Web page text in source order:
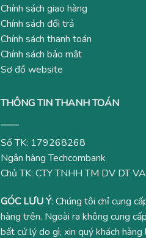
Chính sách giao hàng
Chính sách đổi trả
Chính sách thanh toán
Chính sách bảo mật
Sơ đồ website
THÔNG TIN THANH TOÁN
Số TK: 179268268
Ngân hàng Techcombank
Chủ TK: CTY TNHH TM DV DT
GÓC LƯU Ý: Chúng tôi chỉ cung
hàng trên. Ngoài ra không cung
bất cứ lý do gì, xin quý khách